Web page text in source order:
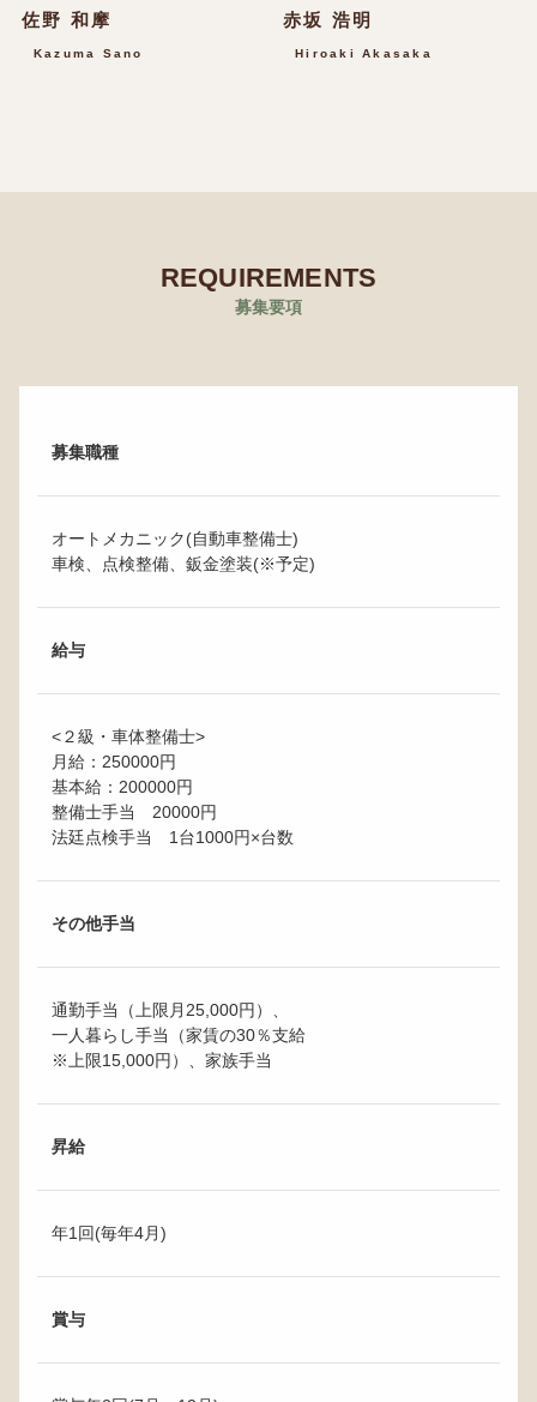
佐野 和摩
Kazuma Sano
赤坂 浩明
Hiroaki Akasaka
REQUIREMENTS
募集要項
募集職種
オートメカニック(自動車整備士)
車検、点検整備、鈑金塗装(※予定)
給与
<２級・車体整備士>
月給：250000円
基本給：200000円
整備士手当 20000円
法廷点検手当 1台1000円×台数
その他手当
通勤手当（上限月25,000円）、
一人暮らし手当（家賃の30％支給
※上限15,000円）、家族手当
昇給
年1回(毎年4月)
賞与